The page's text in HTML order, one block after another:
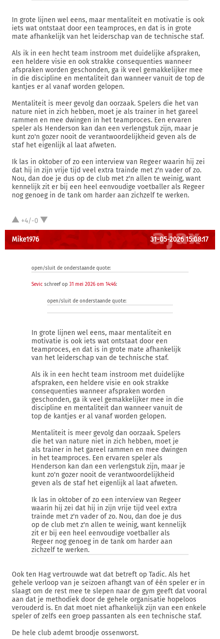
In grote lijnen wel eens, maar mentaliteit en motivatie is ook
iets wat ontstaat door een teamproces, en dat is in grote
mate afhankelijk van het leiderschap van de technische staf.
Als ik in een hecht team instroom met duidelijke afspraken,
een heldere visie en ook strakke consequenties wanneer
afspraken worden geschonden, ga ik veel gemakkelijker mee
in die discipline en mentaliteit dan wanneer vanuit de top de
kantjes er al vanaf worden gelopen.
Mentaliteit is meer gevolg dan oorzaak. Spelers die het van
nature niet in zich hebben, moet je als trainer in het gareel
rammen en mee dwingen in het teamproces. Een ervaren
speler als Henderson kan dan een verlengstuk zijn, maar je
kunt zo'n gozer nooit de verantwoordelijkheid geven als de
staf het eigenlijk al laat afweten.
Ik las in oktober of zo een interview van Regeer waarin hij zei
dat hij in zijn vrije tijd veel extra trainde met z'n vader of zo.
Nou, dan doe je dus op de club met z'n allen te weinig, want
kennelijk zit er bij een heel eenvoudige voetballer als Regeer
nog genoeg in de tank om harder aan zichzelf te werken.
+4/-0
Mike1976 31-05-2026 15:08:17
open/sluit de onderstaande quote:
Sevic schreef op 31 mei 2026 om 14:46:
open/sluit de onderstaande quote:
In grote lijnen wel eens, maar mentaliteit en
motivatie is ook iets wat ontstaat door een
teamproces, en dat is in grote mate afhankelijk
van het leiderschap van de technische staf.
Als ik in een hecht team instroom met duidelijke
afspraken, een heldere visie en ook strakke
consequenties wanneer afspraken worden
geschonden, ga ik veel gemakkelijker mee in die
discipline en mentaliteit dan wanneer vanuit de
top de kantjes er al vanaf worden gelopen.
Mentaliteit is meer gevolg dan oorzaak. Spelers
die het van nature niet in zich hebben, moet je
als trainer in het gareel rammen en mee dwingen
in het teamproces. Een ervaren speler als
Henderson kan dan een verlengstuk zijn, maar je
kunt zo'n gozer nooit de verantwoordelijkheid
geven als de staf het eigenlijk al laat afweten.
Ik las in oktober of zo een interview van Regeer
waarin hij zei dat hij in zijn vrije tijd veel extra
trainde met z'n vader of zo. Nou, dan doe je dus
op de club met z'n allen te weinig, want kennelijk
zit er bij een heel eenvoudige voetballer als
Regeer nog genoeg in de tank om harder aan
zichzelf te werken.
Ook ten Hag vertrouwde wat dat betreft op Tadic. Als het
gehele verloop van je seizoen afhangt van of één speler er in
slaagt om de rest mee te slepen naar de gym geeft dat vooral
aan dat je methodiek door de gehele organisatie hopeloos
verouderd is. En dat moet niet afhankelijk zijn van een enkele
speler of zelfs een groep passanten als een technische staf.
De hele club ademt broodje ossenworst.